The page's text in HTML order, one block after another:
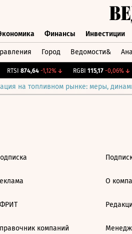
Финансы Инвестиции
Город Ведомости&
RTSI 874,64 -1,12%↓ RGBI 115,17 -0,06%↓
на топливном рынке: меры,
компаний
О